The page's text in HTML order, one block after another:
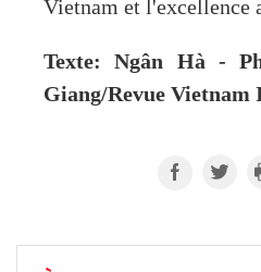
Vietnam et l'excellence
Texte: Ngân Hà -
Giang/Revue